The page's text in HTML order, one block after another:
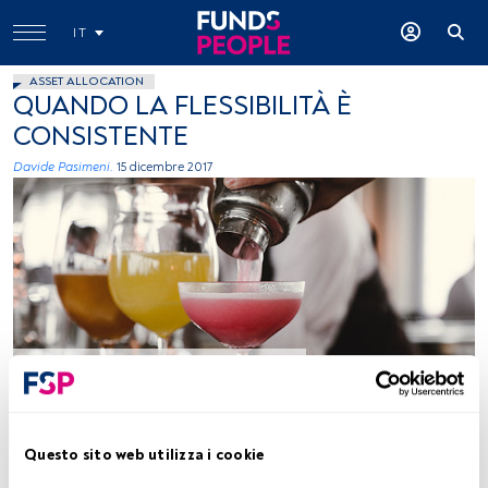
Questo sito web utilizza i cookie
IT
ASSET ALLOCATION
QUANDO LA FLESSIBILITÀ È
CONSISTENTE
Davide Pasimeni. 15 dicembre 2017
Tempo di lettura:4 min.